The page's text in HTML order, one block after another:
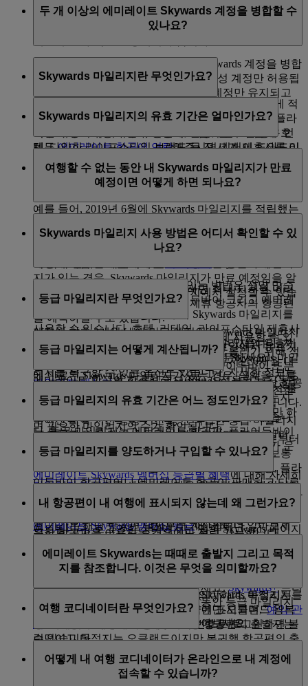
되어 있으므로, 별도의 이메일 확인이 필요하지 않습니
다. 하지만, 에미레이트 Skywards 계정에 등록된 기본 이
두 개 이상의 에미레이트 Skywards 계정을 병합할 수
있나요?
안타깝게도 여러 개의 에미레이트 Skywards 계정을 병합
할 수는 없습니다. 회원마다 한 개의 활성 계정만 허용됩
니다. 여러 개를 보유하게 된 경우, 주 계정만 유지되고
어떤 계정이 유지되는지 식별에 도움이 필요할 경우 언
제든에미레이트 항공에 연락해주시면 기꺼이 도와드리
겠습니다.
Skywards 마일리지란 무엇인가요?
Skywards 마일리지는 에미레이트 Skywards 회원에게 적
립되는 보상 혜택 통화입니다. 에미레이트 항공 및 플라
이두바이로 여행하거나, 항공사, 은행, 렌터카 업체, 호
텔, 다양한 라이프스타일 브랜드 등 전 세계 제휴사를 이
용하면 Skywards 마일리지를 적립할 수 있습니다.
Skywards 마일리지의 유효 기간은 얼마인가요?
Skywards 마일리지는 만료 예정인 역년 중 본인의 생월
월말에 계정에서 제거됩니다.
예를 들어, 2019년 6월에 Skywards 마일리지를 적립했는
료됩니다.
지가 있는 경우, Skywards 마일리지가 만료 예정임을 알
리는 자동 메시지를 내 계정 페이지에서 설정할 수 있습
니다.
계정에 향후 3개월 내에 만료 예정인 Skywards 마일리지
가 있는 경우, 금액을 지불하고 원래 만료일에서 유효기
간을 추가로 12개월 연장할 수 있습니다. 지난 6개월 내
에 만료된 Skywards 마일리지가 있는 경우, 금액을 지불
하고 마일리지의 유효성을 복구할 수 있습니다. 완전한
세부사항은이 페이지를 방문하세요.
여행할 수 없는 동안 내 Skywards 마일리지가 만료
예정이면 어떻게 하면 되나요?
제휴사에서 Skywards 마일리지를 사용하는 방법도 있습
니다. Skywards 마일리지를 최대한 활용할 수 있는 제휴
멀지 않은 미래에 여행할 계획이라면 최대 11개월 미리
에미레이트 항공, 플라이두바이, 제휴 항공사의 항공편
을 예약하실 수도 있습니다.
3개월 내에 만료될 예정인 Skywards 마일리지의 유효기
간을 연장하거나 지난 6개월 내에 만료된 Skywards 마일
리지를 복구할 수 있는 옵션도 있습니다. 자세한 정보는
여기
Skywards 마일리지 사용 방법은 어디서 확인할 수 있
나요?
Skywards 마일리지를 사용할 수 있는 방법은 정말 많습
니다. 에미레이트 항공 및 플라이두바이 그리고 에미레
이트 항공 제휴사 항공편 구매 시 Skywards 마일리지를
사용할 수 있습니다. 호텔, 리테일, 라이프스타일 제휴사
에서도 Skywards 마일리지를 사용하실 수 있습니다. 자
세한 정보는 마일리지 사용 페이지를 방문하세요.
마일리지 계산기를 이용하면 에미레이트 항공 보상 항공
편에 사용할 만큼 충분한 Skywards 마일리지가 있는지
빠르게 확인할 수 있습니다. 고른 노선을 입력하기만 하
면 필요한 마일리지의 수가 확인됩니다.
등급 마일리지란 무엇인가요?
는 보상 항공권 구입에 사용할 수 있
는 반면, 등급 마일리지는 멤버십 등급을 올리기 위해 적
립하는 것으로, 에미레이트 항공편, 플라이두바이 또는
에미레이트 항공의 항공편 코드(EK)가 적용되는 공동운
항 항공편을 이용할 때만 적립할 수 있습니다.
주어진 자격 기간 증명 기간 동안 적립한 등급 마일리지
로 다음과 같이 멤버십 등급이 결정됩니다. 블루, 실버,
골드 또는 플래티넘.
에미레이트 Skywards 멤버십 등급별 혜택에 대해 자세히
이트됩니다. 로그인한 상태에서는 앱의 Skywards 페이지
등급까지 필요한 등급 마일리지의 개수를 확인할 수 있
습니다
하는 방법에 대해 더 알아보세요.
등급 마일리지는 어떻게 계산됩니까?
등급 마일리지는 지불하신 요금, 노선 및 여행 클래스를
고려하여 Skywards 마일리지와 같은 비율로 계산됩니다.
제휴사를 통해서는 등급 마일리지를 적립할 수 없습니
다. 등급 마일리지는 에미레이트 항공편, 플라이두바이
항공편, 에미레이트 항공이 판매하지만 타 항공사가 운
항하는 공동 운항 항공편에서만 적립 가능합니다.
마일리지 계산기를 사용하면 다음 항공편에서 마일리지
를 어느정도 획득하게 되는지 확인할 수 있습니다.
에미레이트 Skywards 멤버십 등급에 대해 더 알아보세
등급 마일리지의 유효 기간은 어느 정도인가요?
등급 마일리지는 마일리지를 적립하기 시작한 날로부터
13개월까지 유효합니다. 마일리지 적립 시작일은 보통
에미레이트 Skywards 회원으로서 에미레이트 항공, 플라
이두바이 항공편이나 에미레이트 항공이 판매하고 다른
항공사가 운영하는 공동운항 항공편을 처음 이용하는 날
입니다. 추후 마일리지 청구로 받은 등급 마일리지의 유
효 기간은 해당 항공편 날짜부터 계산됩니다.
등급 상태를 유지하는 방법 에 대해 더 알아보세요.
등급 마일리지를 양도하거나 구입할 수 있나요?
다. 에미레이트 항공과 플라이두바이 항공편 또는 에미
운항 항공편을 이용하는 경우에만 적립 가능합니다.
등급 상태를 유지하거나 승급하고 싶다면 다음 항공편에
서 요금 브랜드를 높이거나 객실 클래스를 업그레이드하
여 더 많은 등급 마일리지를 적립하세요.Skywards+프리
미엄 패키지를 구독하면 구독 기간 동안 등급 마일리지
가 20% 추가 적립됩니다.
내 항공편이 내 여행에 표시되지 않는데 왜 그런가요?
시됩니다. 플라이두바이를 예약하셨다면 flydubai.com에
로그인해야 항공편을 볼 수 있습니다.
에미레이트 항공 보상 항공편 예약(Skywards 마일리지를
사용하여 구입한 항공편)도 내 예약에 표시되며, '예약 관
' 페이지로 이동하여 성 및 예약 번호로 로그인하면 볼
수 있습니다.
에미레이트 항공편이라도도 내 예약에 표시되지 않는 조
에미레이트 Skywards는 때때로 출발지 그리고 목적
지를 참조합니다. 이것은 무엇을 의미할까요?
출발지는 여행이 시작되는 공항을 의미하며, 목적지는
여행이 끝나는 공항을 의미합니다. 런던-오클랜드 왕복
행을 이용해 복귀하는 경우, 출발행 항공편의 출발지는
런던이고 목적지는 오클랜드이지만 복귀행 항공편의 출
발지가 오클랜드이며 목적지가 런던이 됩니다. 스톱오버
는 도착지로 간주하지 않습니다.
여행 코디네이터란 무엇인가요?
계정을 대신 관리할 수 있게 지정할 수 있는 만 18세 이상
의 대리인입니다. 지정된 여행 코디네이터는 다음 권한
어떻게 내 여행 코디네이터가 온라인으로 내 계정에
접속할 수 있습니까?